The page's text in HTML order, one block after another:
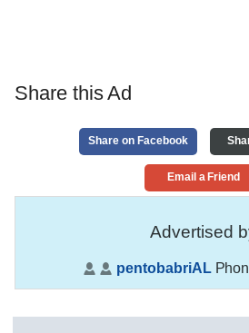
Share this Ad
Share on Facebook
Email a Friend
Advertised
pentobabriAL